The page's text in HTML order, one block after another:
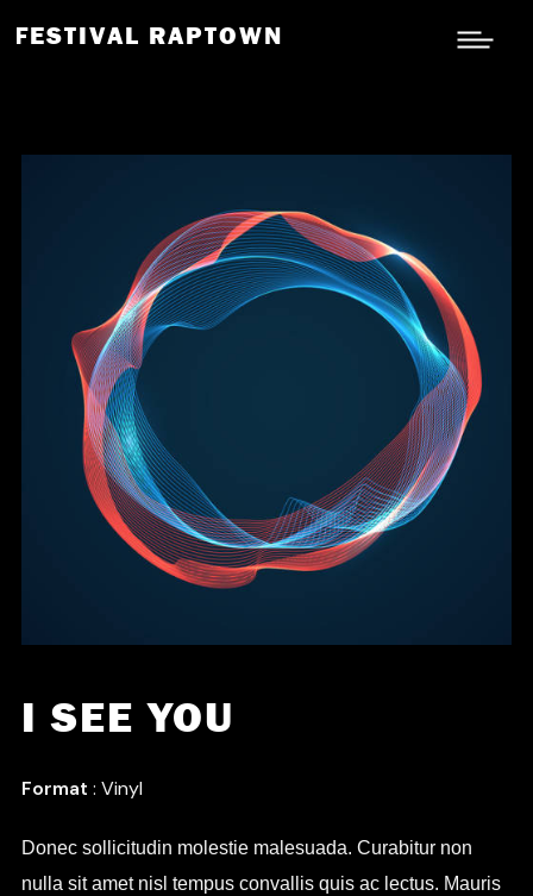
FESTIVAL RAPTOWN
I SEE YOU
Format : Vinyl
Donec sollicitudin molestie malesuada. Curabitur non
nulla sit amet nisl tempus convallis quis ac lectus. Mauris